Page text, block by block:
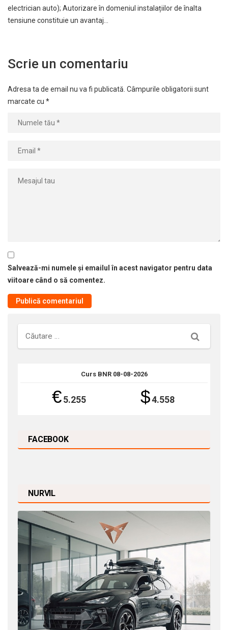
electrician auto); Autorizare în domeniul instalațiilor de înalta
tensiune constituie un avantaj…
Scrie un comentariu
Adresa ta de email nu va fi publicată. Câmpurile obligatorii sunt
marcate cu *
Salvează-mi numele și emailul în acest navigator pentru data
viitoare când o să comentez.
Căutare
Curs BNR 08-08-2026
€5.255 $4.558
FACEBOOK
NURVIL